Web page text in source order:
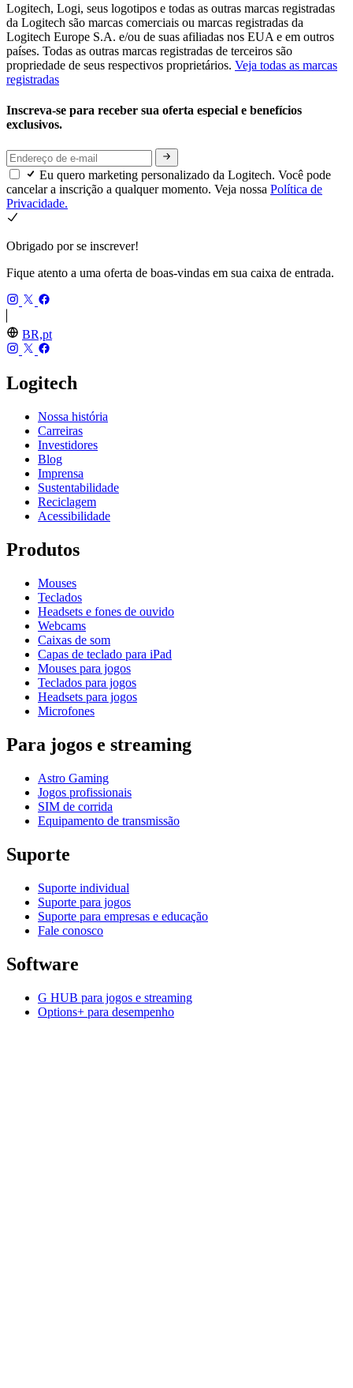
Logitech, Logi, seus logotipos e todas as outras marcas registradas
da Logitech são marcas comerciais ou marcas registradas da
Logitech Europe S.A. e/ou de suas afiliadas nos EUA e em outros
países. Todas as outras marcas registradas de terceiros são
propriedade de seus respectivos proprietários. Veja todas as marcas
registradas
Inscreva-se para receber sua oferta especial e benefícios
exclusivos.
Eu quero marketing personalizado da Logitech. Você pode
cancelar a inscrição a qualquer momento. Veja nossa Política de
Privacidade.
Obrigado por se inscrever!
Fique atento a uma oferta de boas-vindas em sua caixa de entrada.
BR,pt
Logitech
Nossa história
Carreiras
Investidores
Blog
Imprensa
Sustentabilidade
Reciclagem
Acessibilidade
Produtos
Mouses
Teclados
Headsets e fones de ouvido
Webcams
Caixas de som
Capas de teclado para iPad
Mouses para jogos
Teclados para jogos
Headsets para jogos
Microfones
Para jogos e streaming
Astro Gaming
Jogos profissionais
SIM de corrida
Equipamento de transmissão
Suporte
Suporte individual
Suporte para jogos
Suporte para empresas e educação
Fale conosco
Software
G HUB para jogos e streaming
Options+ para desempenho